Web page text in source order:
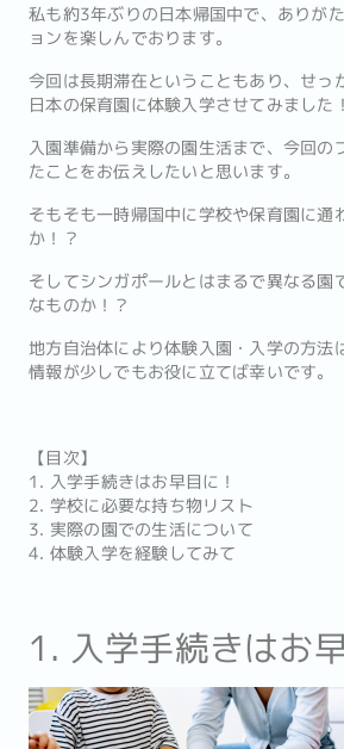
私も約3年ぶりの日本帰国中で、ありが
ョンを楽しんでおります。
今回は長期滞在ということもあり、せっ
日本の保育園に体験入学させてみました！
入園準備から実際の園生活まで、今回の
たことをお伝えしたいと思います。
そもそも一時帰国中に学校や保育園に通
か！？
そしてシンガポールとはまるで異なる園
なものか！？
地方自治体により体験入園・入学の方法
情報が少しでもお役に立てば幸いです。
【目次】
1. 入学手続きはお早目に！
2. 学校に必要な持ち物リスト
3. 実際の園での生活について
4. 体験入学を経験してみて
1. 入学手続きはお